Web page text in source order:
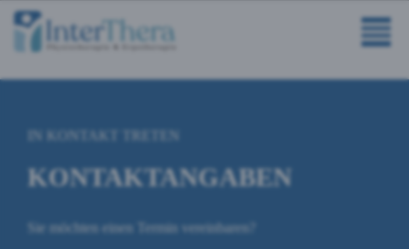
IN KONTAKT TRETEN
KONTAKTANGABEN
Sie möchten einen Termin vereinbaren?